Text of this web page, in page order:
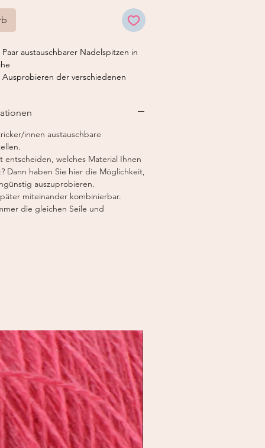
austauschbarer Nadelspitzen in
Ausprobieren der verschiedenen
:
(Metall, quadratisch)
1 x für ca. 60 cm (grün) und 1
erhält man nach dem Anschrauben
Seile
innen austauschbare
entscheiden, welches Material Ihnen
Dann haben Sie hier die Möglichkeit,
auszuprobieren.
miteinander kombinierbar.
die gleichen Seile und